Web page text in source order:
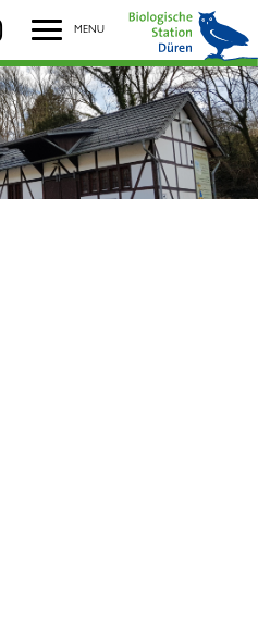
MENU
besuchen Sie uns